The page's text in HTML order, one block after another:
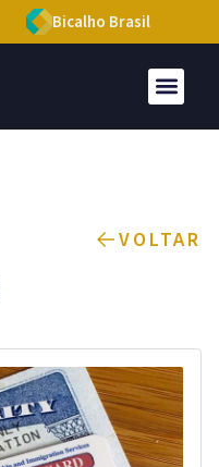
Bicalho Brasil
VOLTAR